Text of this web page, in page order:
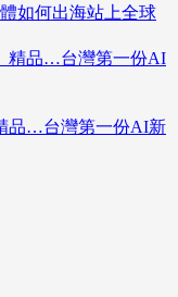
如何出海站上全球
品…台灣第一份AI新